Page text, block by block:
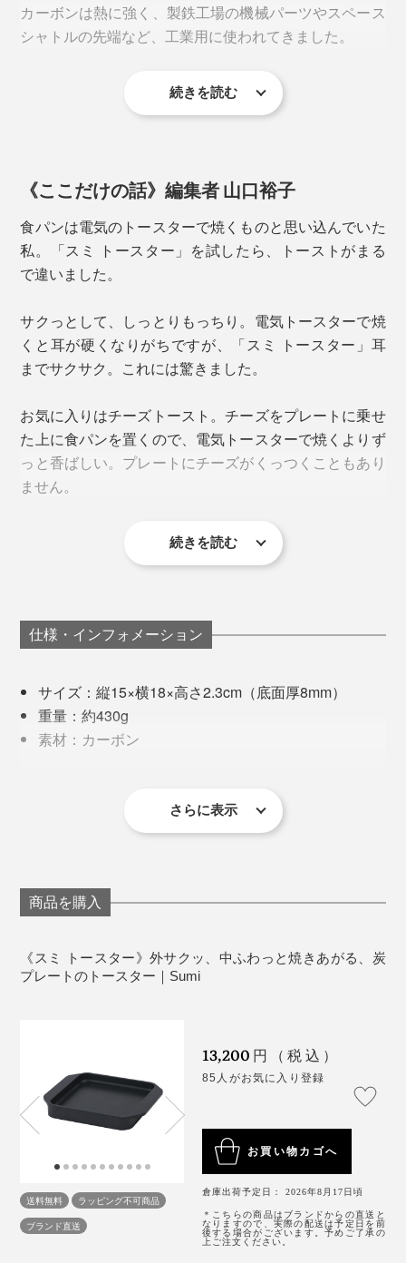
ミ トースター」なら、元々パンが持っている水分を活
かすから、もっちり感も生まれるというわけです。
手頃に買える食パンも、日にちが経った食パンも、でき
たての高級食パンに変えてしまう魔法のプレート。あな
肉も野菜も、ジューシー旨味たっぷり。網だとくっつき
晩酌タイムにも、重宝。
蓄熱性が高いので、買ってきた揚げ物を温め直して、プ
レートごと食卓に並べれば、熱々をキープ。
食卓にカセットコンロを出して、焼き鳥を焼きながら、
ちびちび飲るのもオツです。
りに被せるという裏技も。火の通りが早まり、旨味がギ
ュッと凝縮。表面をカリッとさせたい場合は、途中から
アルミホイルを外せばOKです。
裏面はフラット
お手入れは、食器用洗剤と柔らかいスポンジで洗うだけ
でOK。表面がフッ素加工済みなので、食材がくっつく
洗機は不可）
たとえ水分がついたまま放っておいたとしても、錆びる
長持ちのコツは4つ。
1. 空焚きをしない（予熱は2分）
3. シリコンなど柔らかい素材のトングなどを使う
4. 使用後は、冷めてから洗う
がつきにくく、長持ち。メーカーの担当者は、「スミ
トースター」を週に2、3回、5年間使い続けているそう
カーボンは熱に強く、製鉄工場の機械パーツやスペース
シャトルの先端など、工業用に使われてきました。
その「旭工業」の現社長の趣味が高じて、バーベキュー
バーベキューで焼いた肉が、家で焼くよりおいしいの
は、炭火の遠赤外線のおかげ。ならば、カーボンの上で
早速、バーベキュープレートを作って焼いてみたら、う
がTVやSNSで取り上げられブレイク。カーボンの新し
い可能性が広がっています。
町工場発・最先端調理器具『Sumi』で、“炭焼きのごち
続きを読む
《ここだけの話》編集者 山口裕子
食パンは電気のトースターで焼くものと思い込んでいた
私。「スミ トースター」を試したら、トーストがまる
で違いました。
サクっとして、しっとりもっちり。電気トースターで焼
くと耳が硬くなりがちですが、「スミ トースター」耳
までサクサク。これには驚きました。
お気に入りはチーズトースト。チーズをプレートに乗せ
た上に食パンを置くので、電気トースターで焼くよりず
っと香ばしい。プレートにチーズがくっつくこともあり
ません。
電気トースターは場所をとるし、すぐに汚れて手入れも
一度に複数枚は焼けませんが、2枚目以降は予熱の必要
ん。
「スミ イタ グリル」も、これまた本当に便利。
肉・魚・野菜、なんでもシンプルに焼くだけでごちそう
になるので、味付けに凝る必要がない。
「スミ トースター」より底面の厚みがあり、予熱にプ
ラス1分かかるので、トーストメインなら「スミ トース
ター」の方をおすすめしますが、トースト以外のものを
続きを読む
仕様・インフォメーション
サイズ：縦15×横18×高さ2.3cm（底面厚8mm）
重量：約430g
素材：カーボン
対応熱源：ガスコンロ、IH調理器、直火（炭火、オ
ーブン、電子レンジは不可）
白剤、食洗機は不可）
さらに表示
商品を購入
《スミ トースター》外サクッ、中ふわっと焼きあがる、炭
プレートのトースター｜Sumi
送料無料
ラッピング不可商品
ブランド直送
13,200 円（税込）
85人がお気に入り登録
お買い物カゴへ
倉庫出荷予定日： 2026年8月17日頃
＊こちらの商品はブランドからの直送と
なりますので、実際の配送は予定日を前
後する場合がございます。予めご了承の
上ご注文ください。